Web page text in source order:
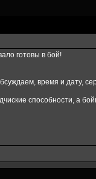
готовы в бой!
время и дату,
способности, а